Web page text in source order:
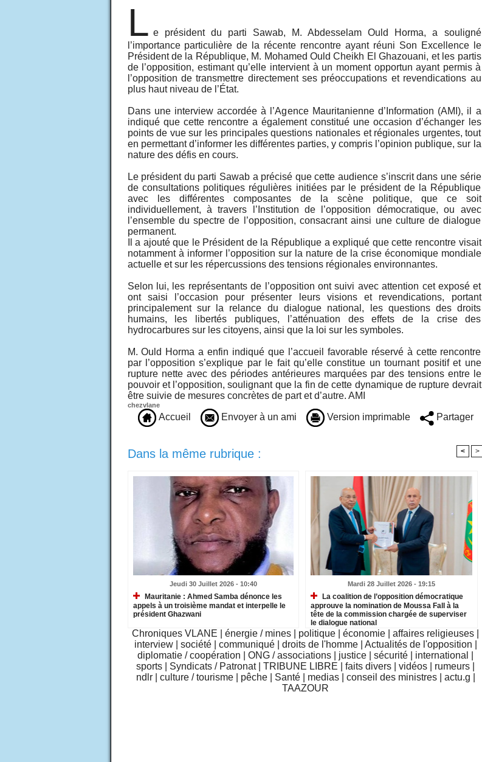
L e président du parti Sawab, M. Abdesselam Ould Horma, a souligné
l’importance particulière de la récente rencontre ayant réuni Son Excellence le
Président de la République, M. Mohamed Ould Cheikh El Ghazouani, et les partis
de l’opposition, estimant qu’elle intervient à un moment opportun ayant permis à
l’opposition de transmettre directement ses préoccupations et revendications au
plus haut niveau de l’État.
Dans une interview accordée à l’Agence Mauritanienne d’Information (AMI), il a
indiqué que cette rencontre a également constitué une occasion d’échanger les
points de vue sur les principales questions nationales et régionales urgentes, tout
en permettant d’informer les différentes parties, y compris l’opinion publique, sur la
nature des défis en cours.
Le président du parti Sawab a précisé que cette audience s’inscrit dans une série
de consultations politiques régulières initiées par le président de la République
avec les différentes composantes de la scène politique, que ce soit
individuellement, à travers l’Institution de l’opposition démocratique, ou avec
l’ensemble du spectre de l’opposition, consacrant ainsi une culture de dialogue
permanent.
Il a ajouté que le Président de la République a expliqué que cette rencontre visait
notamment à informer l’opposition sur la nature de la crise économique mondiale
actuelle et sur les répercussions des tensions régionales environnantes.
Selon lui, les représentants de l’opposition ont suivi avec attention cet exposé et
ont saisi l’occasion pour présenter leurs visions et revendications, portant
principalement sur la relance du dialogue national, les questions des droits
humains, les libertés publiques, l’atténuation des effets de la crise des
hydrocarbures sur les citoyens, ainsi que la loi sur les symboles.
M. Ould Horma a enfin indiqué que l’accueil favorable réservé à cette rencontre
par l’opposition s’explique par le fait qu’elle constitue un tournant positif et une
rupture nette avec des périodes antérieures marquées par des tensions entre le
pouvoir et l’opposition, soulignant que la fin de cette dynamique de rupture devrait
être suivie de mesures concrètes de part et d’autre. AMI
chezvlane
Accueil Envoyer à un ami Version imprimable Partager
Dans la même rubrique : < >
Jeudi 30 Juillet 2026 - 10:40
Mauritanie : Ahmed Samba dénonce les
appels à un troisième mandat et interpelle le
président Ghazwani
Mardi 28 Juillet 2026 - 19:15
La coalition de l’opposition démocratique
approuve la nomination de Moussa Fall à la
tête de la commission chargée de superviser
le dialogue national
Chroniques VLANE énergie / mines politique économie affaires religieuses
interview
société communiqué droits de l'homme Actualités de l'opposition
diplomatie / coopération
ONG / associations justice sécurité international
sports
Syndicats / Patronat TRIBUNE LIBRE faits divers vidéos rumeurs
ndlr
culture / tourisme pêche Santé medias conseil des ministres actu.g
TAAZOUR